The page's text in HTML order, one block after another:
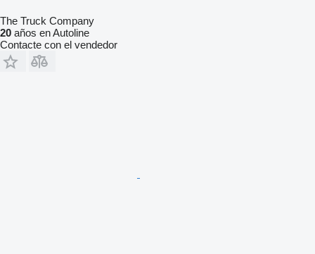
The Truck Company
20 años en Autoline
Contacte con el vendedor